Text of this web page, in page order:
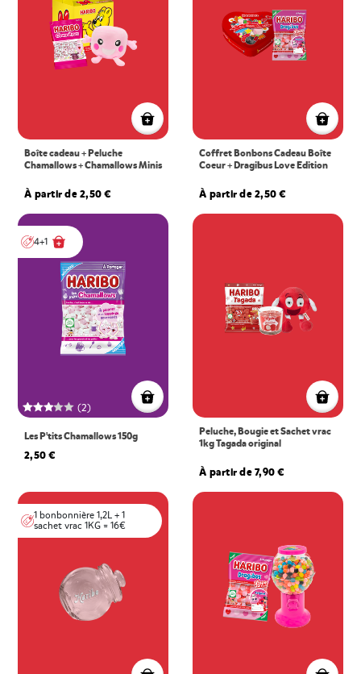
Boîte cadeau + Peluche
Chamallows + Chamallows Minis
À partir de 2,50 €
Coffret Bonbons Cadeau Boîte
Coeur + Dragibus Love Edition
À partir de 2,50 €
(2)
4+1
Les P'tits Chamallows 150g
2,50 €
Peluche, Bougie et Sachet vrac
1kg Tagada original
À partir de 7,90 €
1 bonbonnière 1,2L + 1
sachet vrac 1KG = 16€